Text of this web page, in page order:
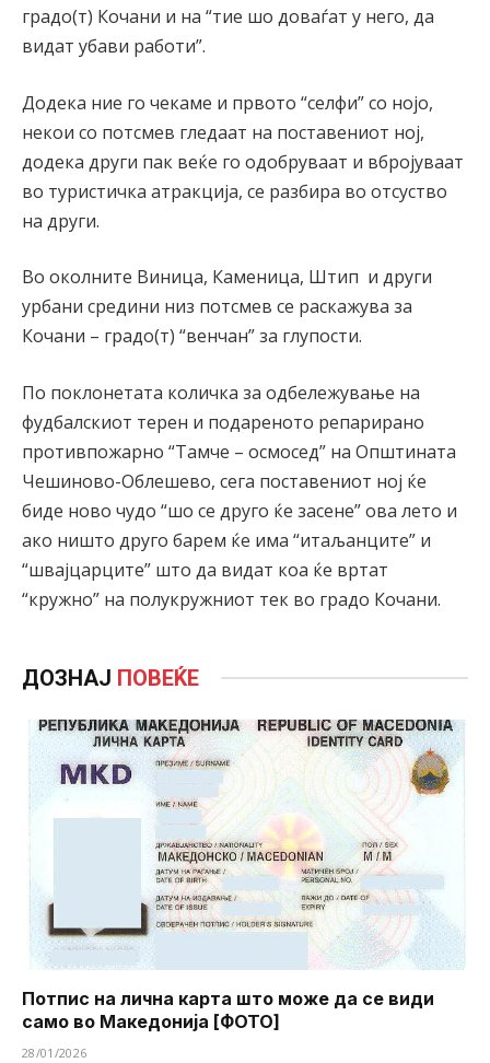
градо(т) Кочани и на “тие шо доваѓат у него, да
видат убави работи”.
Додека ние го чекаме и првото “селфи” со нојо,
некои со потсмев гледаат на поставениот ној,
додека други пак веќе го одобруваат и вбројуваат
во туристичка атракција, се разбира во отсуство
на други.
Во околните Виница, Каменица, Штип и други
урбани средини низ потсмев се раскажува за
Кочани – градо(т) “венчан” за глупости.
По поклонетата количка за одбележување на
фудбалскиот терен и подареното репарирано
противпожарно “Тамче – осмосед” на Општината
Чешиново-Облешево, сега поставениот ној ќе
биде ново чудо “шо се друго ќе засене” ова лето и
ако ништо друго барем ќе има “итаљанците” и
“швајцарците” што да видат коа ќе вртат
“кружно” на полукружниот тек во градо Кочани.
ДОЗНАЈ ПОВЕЌЕ
Потпис на лична карта што може да се види
само во Македонија [ФОТО]
28/01/2026